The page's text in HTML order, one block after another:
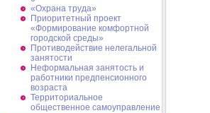
«Охрана труда»
Приоритетный проект
«Формирование комфортной
городской среды»
Противодействие нелегальной
занятости
Неформальная занятость и
работники предпенсионного
возраста
Территориальное
общественное самоуправление